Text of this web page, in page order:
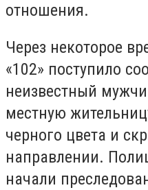
отношения.
Через некоторое
«102» поступило
неизвестный
местную
черного цвета и
направлении.
начали